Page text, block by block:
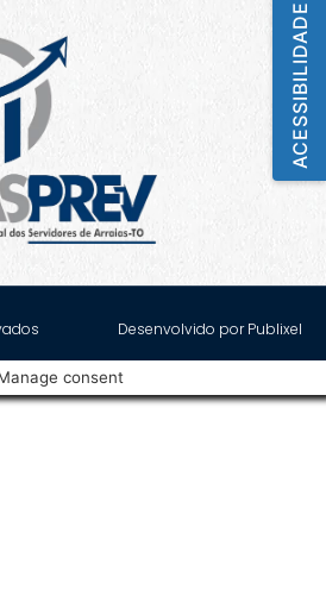
Desenvolvido por Publixel
consent
ACESSIBILIDADE